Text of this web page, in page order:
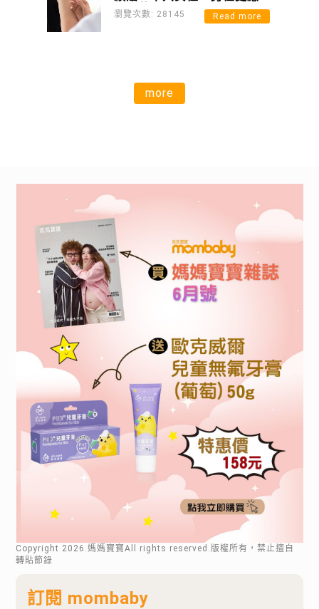
打疫苗
瀏覽次數: 28145 Read more
more
Copyright 2026 .媽媽寶寶All rights reserved.版權所有，禁止擅自
轉貼節錄
訂閱 mombaby